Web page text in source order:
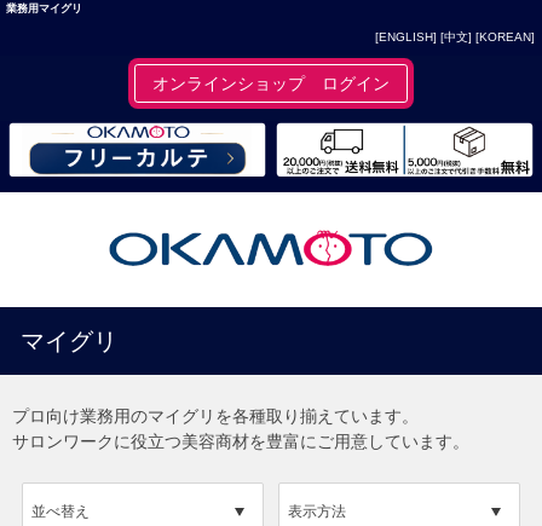
業務用マイグリ
[ENGLISH] [中文] [KOREAN]
オンラインショップ ログイン
マイグリ
プロ向け業務用のマイグリを各種取り揃えています。
サロンワークに役立つ美容商材を豊富にご用意しています。
表示方法
並べ替え